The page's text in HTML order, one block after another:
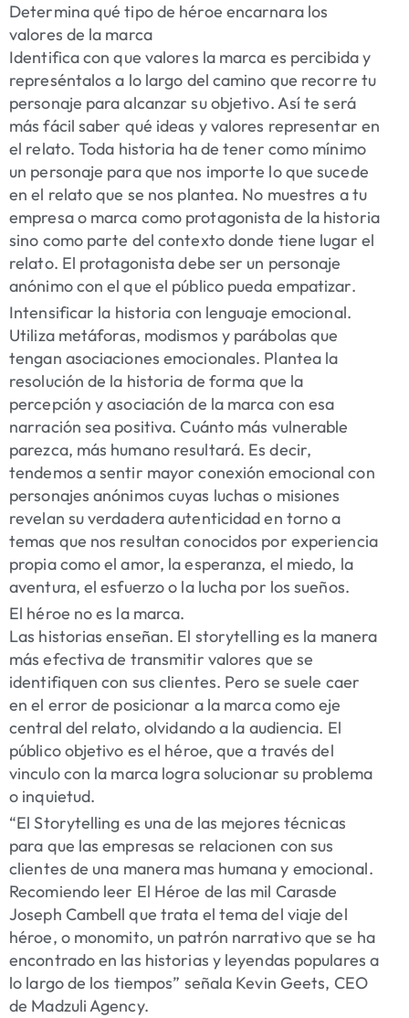
Determina qué tipo de héroe encarnara los
valores de la marca
Identifica con que valores la marca es percibida y
represéntalos a lo largo del camino que recorre tu
personaje para alcanzar su objetivo. Así te será
más fácil saber qué ideas y valores representar en
el relato. Toda historia ha de tener como mínimo
un personaje para que nos importe lo que sucede
en el relato que se nos plantea. No muestres a tu
empresa o marca como protagonista de la historia
sino como parte del contexto donde tiene lugar el
relato. El protagonista debe ser un personaje
anónimo con el que el público pueda empatizar.
Intensificar la historia con lenguaje emocional.
Utiliza metáforas, modismos y parábolas que
tengan asociaciones emocionales. Plantea la
resolución de la historia de forma que la
percepción y asociación de la marca con esa
narración sea positiva. Cuánto más vulnerable
parezca, más humano resultará. Es decir,
tendemos a sentir mayor conexión emocional con
personajes anónimos cuyas luchas o misiones
revelan su verdadera autenticidad en torno a
temas que nos resultan conocidos por experiencia
propia como el amor, la esperanza, el miedo, la
aventura, el esfuerzo o la lucha por los sueños.
El héroe no es la marca.
Las historias enseñan. El storytelling es la manera
más efectiva de transmitir valores que se
identifiquen con sus clientes. Pero se suele caer
en el error de posicionar a la marca como eje
central del relato, olvidando a la audiencia. El
público objetivo es el héroe, que a través del
vinculo con la marca logra solucionar su problema
o inquietud.
“El Storytelling es una de las mejores técnicas
para que las empresas se relacionen con sus
clientes de una manera mas humana y emocional.
Recomiendo leer El Héroe de las mil Carasde
Joseph Cambell que trata el tema del viaje del
héroe, o monomito, un patrón narrativo que se ha
encontrado en las historias y leyendas populares a
lo largo de los tiempos” señala Kevin Geets, CEO
de Madzuli Agency.